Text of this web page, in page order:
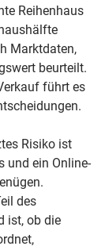
Reihenhaus
Marktdaten,
beurteilt.
führt es
Risiko ist
und ein Online-
des
ist, ob die